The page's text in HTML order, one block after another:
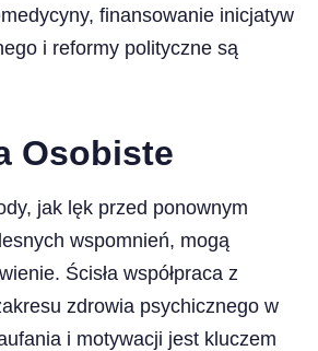
finansowanie inicjatyw
i reformy polityczne są
Osobiste
jak lęk przed ponownym
wspomnień, mogą
Ścisła współpraca z
zdrowia psychicznego w
i motywacji jest kluczem